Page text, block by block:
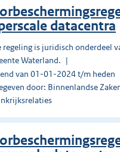
datacentra
regeling is juridisch onderdeel
Waterland.
van 01-01-2024 t/m heden
door: Binnenlandse